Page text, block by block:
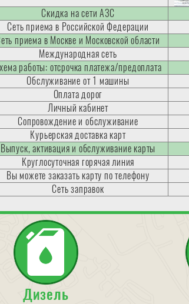
Скидка на сети АЗС
Сеть приема в Российской Федерации
приема в Москве и Московской области
Международная сеть
работы: отсрочка платежа/предоплата
Обслуживание от 1 машины
Оплата дорог
Личный кабинет
Сопровождение и обслуживание
Курьерская доставка карт
Выпуск, активация и обслуживание карты
Круглосуточная горячая линия
Вы можете заказать карту по телефону
Сеть заправок
Дизель